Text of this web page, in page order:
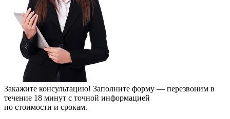
Закажите консультацию! Заполните форму — перезвоним в
течение 18 минут с точной информацией
по стоимости и срокам.